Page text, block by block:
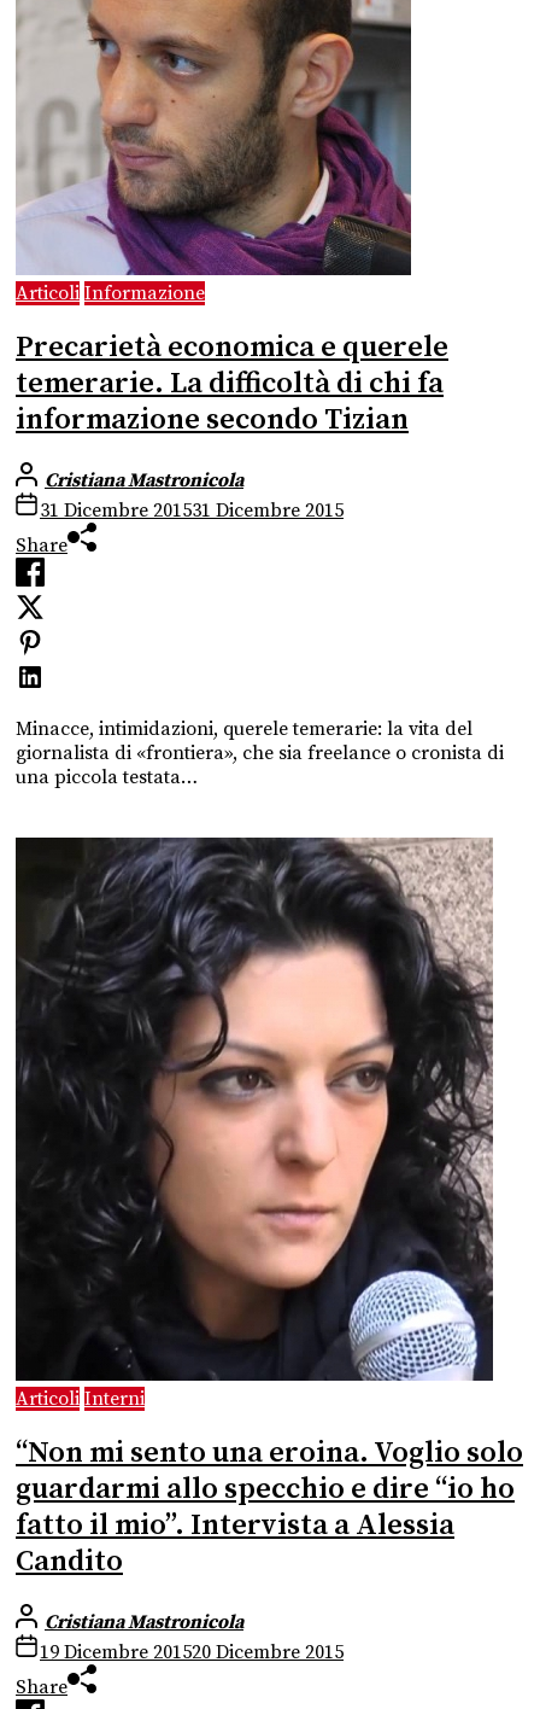
Articoli Informazione
Precarietà economica e querele
temerarie. La difficoltà di chi fa
informazione secondo Tizian
Cristiana Mastronicola
31 Dicembre 201531 Dicembre 2015
Share
Minacce, intimidazioni, querele temerarie: la vita del
giornalista di «frontiera», che sia freelance o cronista di
una piccola testata…
Articoli Interni
“Non mi sento una eroina. Voglio solo
guardarmi allo specchio e dire “io ho
fatto il mio”. Intervista a Alessia
Candito
Cristiana Mastronicola
19 Dicembre 201520 Dicembre 2015
Share